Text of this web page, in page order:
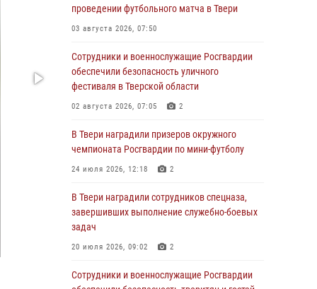
полномочного представителя Президента
31 июля 2026, 05:42 4
Росгвардейцы в Твери приняли участие в
молебне, посвященном Дню Крещения Руси
Сотрудники вневедомственной охраны
совершили 250 выездов и пресекли 20
области
27 июля 2026, 08:29
В Твери наградили призеров окружного
24 июля 2026, 12:18 2
проведении футбольного матча в Твери
03 августа 2026, 07:50
Сотрудники и военнослужащие Росгвардии
обеспечили безопасность уличного
фестиваля в Тверской области
02 августа 2026, 07:05 2
В Твери наградили призеров окружного
чемпионата Росгвардии по мини-футболу
24 июля 2026, 12:18 2
В Твери наградили сотрудников спецназа,
завершивших выполнение служебно-боевых
задач
20 июля 2026, 09:02 2
Сотрудники и военнослужащие Росгвардии